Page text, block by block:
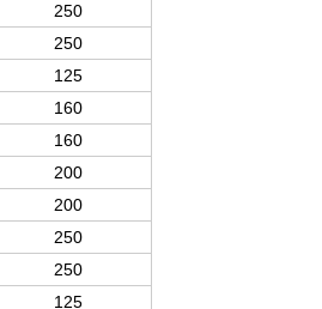
250
250
125
160
160
200
200
250
250
125